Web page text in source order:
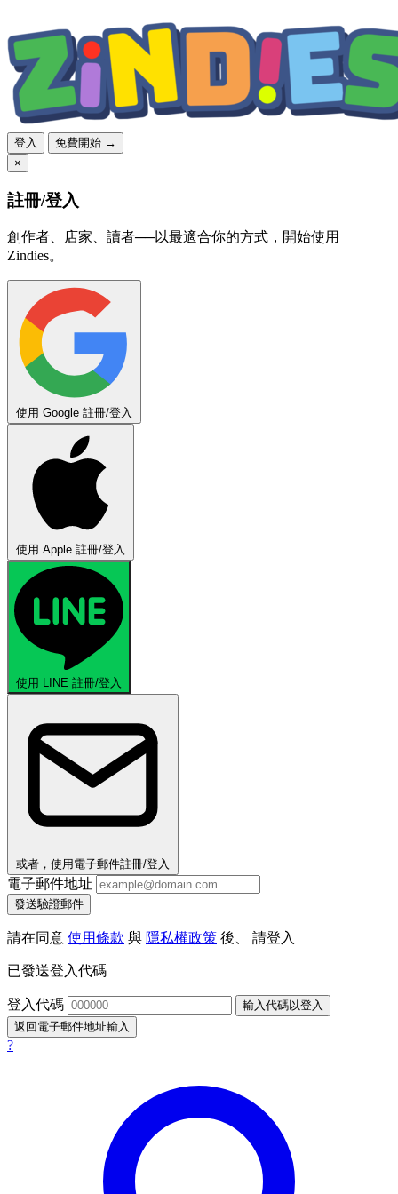
登入
免費開始 →
×
註冊/登入
創作者、店家、讀者──以最適合你的方式，開始使用
Zindies。
使用 Google 註冊/登入
使用 Apple 註冊/登入
使用 LINE 註冊/登入
或者，使用電子郵件註冊/登入
電子郵件地址
發送驗證郵件
請在同意 使用條款 與 隱私權政策 後、 請登入
已發送登入代碼
登入代碼
輸入代碼以登入
返回電子郵件地址輸入
?